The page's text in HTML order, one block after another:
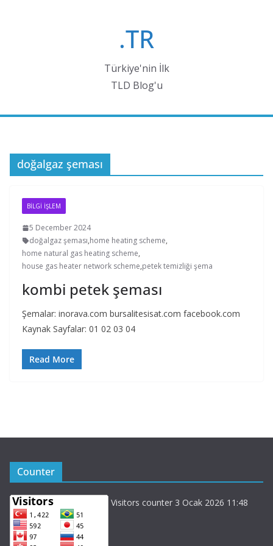
.TR
Türkiye'nin İlk
TLD Blog'u
doğalgaz şeması
BİLGİ İŞLEM
5 December 2024
doğalgaz şeması,home heating scheme,
home natural gas heating scheme,
house gas heater network scheme,petek temizliği şema
kombi petek şeması
Şemalar: inorava.com bursalitesisat.com facebook.com
Kaynak Sayfalar: 01 02 03 04
Read More
Counter
Visitors counter 3 Ocak 2026 11:48